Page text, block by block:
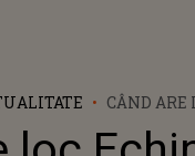
CÂND ARE
LA CARE